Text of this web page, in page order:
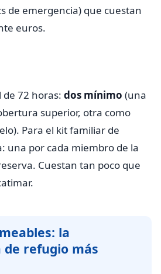
de emergencia) que cuestan
euros.
72 horas: dos mínimo (una
superior, otra como
Para el kit familiar de
una por cada miembro de la
Cuestan tan poco que
la
refugio más